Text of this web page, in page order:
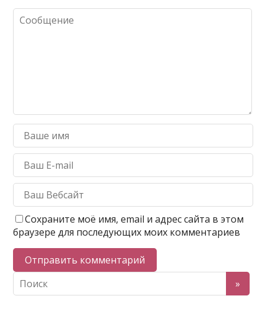
Сохраните моё имя, email и адрес сайта в этом
браузере для последующих моих комментариев